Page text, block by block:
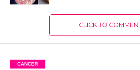
CLICK TO
CANCER